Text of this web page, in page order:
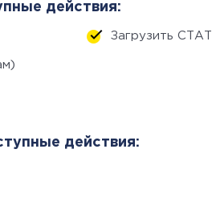
действия:
Загрузить
действия: